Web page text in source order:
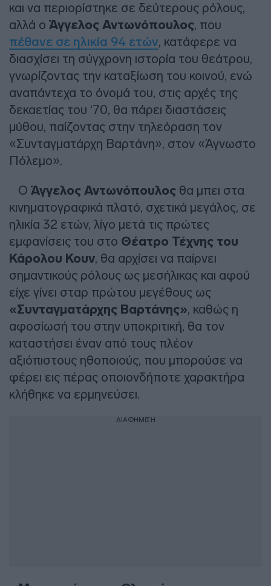
και να περιορίστηκε σε δεύτερους ρόλους,
αλλά ο Άγγελος Αντωνόπουλος, που
πέθανε σε ηλικία 94 ετών, κατάφερε να
διασχίσει τη σύγχρονη ιστορία του θεάτρου,
γνωρίζοντας την καταξίωση του κοινού, ενώ
αναπάντεχα το όνομά του, στις αρχές της
δεκαετίας του ‘70, θα πάρει διαστάσεις
μύθου, παίζοντας στην τηλεόραση τον
«Συνταγματάρχη Βαρτάνη», στον «Άγνωστο
Πόλεμο».
Ο Άγγελος Αντωνόπουλος θα μπει στα
κινηματογραφικά πλατό, σχετικά μεγάλος, σε
ηλικία 32 ετών, λίγο μετά τις πρώτες
εμφανίσεις του στο Θέατρο Τέχνης του
Κάρολου Κουν, θα αρχίσει να παίρνει
σημαντικούς ρόλους ως μεσήλικας και αφού
είχε γίνει σταρ πρώτου μεγέθους ως
«Συνταγματάρχης Βαρτάνης», καθώς η
αφοσίωσή του στην υποκριτική, θα τον
καταστήσει έναν από τους πλέον
αξιόπιστους ηθοποιούς, που μπορούσε να
φέρει εις πέρας οποιονδήποτε χαρακτήρα
κλήθηκε να ερμηνεύσει.
ΔΙΑΦΗΜΙΣΗ